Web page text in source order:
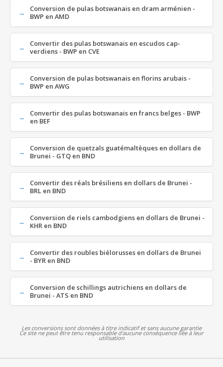
Conversion de pulas botswanais en dram arménien -
BWP en AMD
Convertir des pulas botswanais en escudos cap-
verdiens - BWP en CVE
Conversion de pulas botswanais en florins arubais -
BWP en AWG
Convertir des pulas botswanais en francs belges - BWP
en BEF
Conversion de quetzals guatémaltèques en dollars de
Brunei - GTQ en BND
Convertir des réals brésiliens en dollars de Brunei -
BRL en BND
Conversion de riels cambodgiens en dollars de Brunei -
KHR en BND
Convertir des roubles biélorusses en dollars de Brunei
- BYR en BND
Conversion de schillings autrichiens en dollars de
Brunei - ATS en BND
Les conversions sont données à titre indicatif et sans aucune garantie
Ce site ne peut être tenu responsable d'aucune conséquence liée à leur
utilisation